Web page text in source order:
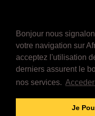
Bonjour nous
votre navigation sur
acceptez l'utilisation
derniers assurent le
nos services.
Je